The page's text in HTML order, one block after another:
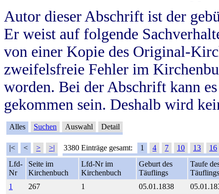
Autor dieser Abschrift ist der
Er weist auf folgende
von einer Kopie des Original-
zweifelsfreie Fehler im
worden. Bei der Abschrift kann
gekommen sein. Deshalb wird
Alles Suchen Auswahl Detail
|< < > >| 3380 Einträge gesamt: 1 4 7 10 13
16
Lfd-
Nr
Seite im
Kirchenbuch
Lfd-Nr im
Kirchenbuch
Geburt des
Täuflings
Taufe
Täuflings
1
267 1 05.01.1838